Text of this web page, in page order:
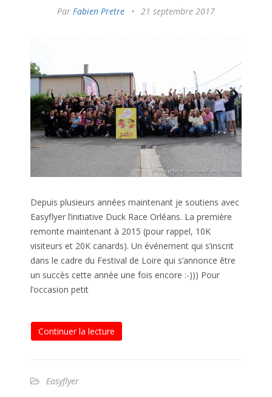
Par Fabien Pretre • 21 septembre 2017
Depuis plusieurs années maintenant je soutiens avec
Easyflyer l’initiative Duck Race Orléans. La première
remonte maintenant à 2015 (pour rappel, 10K
visiteurs et 20K canards). Un événement qui s’inscrit
dans le cadre du Festival de Loire qui s’annonce être
un succès cette année une fois encore :-))) Pour
l’occasion petit
Continuer la lecture
Easyflyer